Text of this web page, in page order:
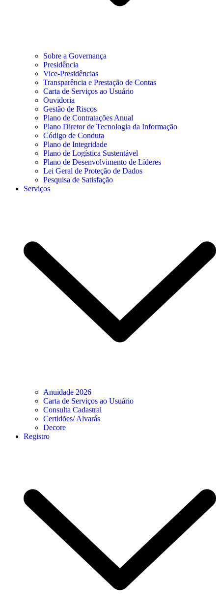
Sobre a Governança
Presidência
Vice-Presidências
Transparência e Prestação de Contas
Carta de Serviços ao Usuário
Ouvidoria
Gestão de Riscos
Plano de Contratações Anual
Plano Diretor de Tecnologia da Informação
Código de Conduta
Plano de Integridade
Plano de Logística Sustentável
Plano de Desenvolvimento de Líderes
Lei Geral de Proteção de Dados
Pesquisa de Satisfação
Serviços
Anuidade 2026
Carta de Serviços ao Usuário
Consulta Cadastral
Certidões/ Alvarás
Decore
Registro